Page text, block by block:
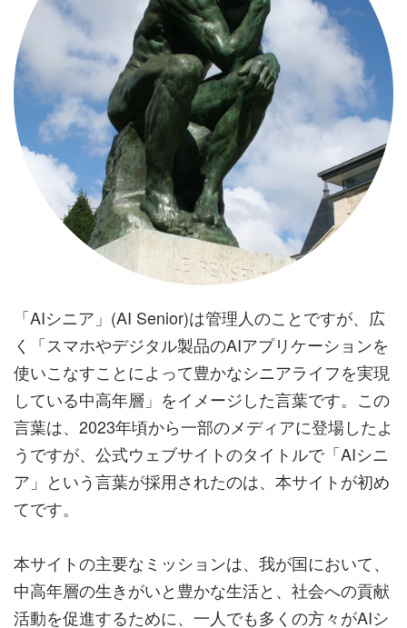
「AIシニア」(AI Senior)は管理人のことですが、広
く「スマホやデジタル製品のAIアプリケーションを
使いこなすことによって豊かなシニアライフを実現
している中高年層」をイメージした言葉です。この
言葉は、2023年頃から一部のメディアに登場したよ
うですが、公式ウェブサイトのタイトルで「AIシニ
ア」という言葉が採用されたのは、本サイトが初め
てです。
本サイトの主要なミッションは、我が国において、
中高年層の生きがいと豊かな生活と、社会への貢献
活動を促進するために、一人でも多くの方々がAIシ